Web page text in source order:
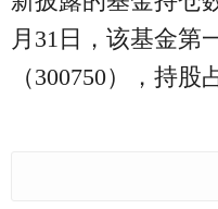
月31日，该基金第
（300750），持股